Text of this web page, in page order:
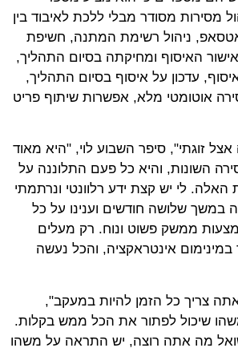
מסירות מסודר מבלי ללכת לאיבוד בין
ניהול רשימת המתנה, חשיפת
האיסוף ומחיקתה בסיום התהליך,
עדכון על איסוף בסיום התהליך,
אוטומטי מלא, אפשרות שיתוף פריט
זוגתי", סיפר השבוע לוי, "היא מאוד
השונות, והיא כל פעם התלוננה על
האלה. לי יש קצת ידע רלוונטי ונרתמתי
במשך שלושה חודשים וענינו על כל
ממשק פשוט ונוח. רק מעלים
אינטראקציה, והכל נעשה
צריך כל הזמן להיות במעקב",
שיכול לפתור את הכל ממש בקלות.
מה אתה רוצה, יש התראה על משהו